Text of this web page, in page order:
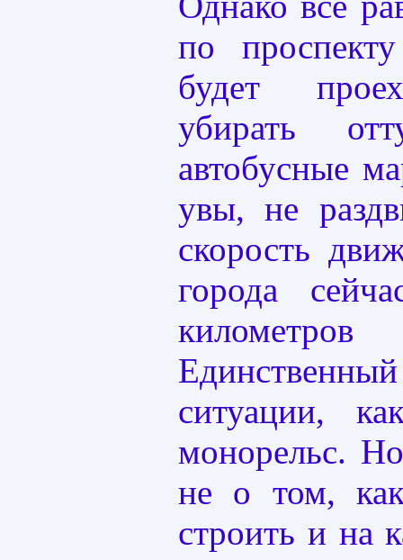
по
будет
убирать
автобусные
увы, не
скорость
города
ситуации,
монорельс.
не о том,
строить и на